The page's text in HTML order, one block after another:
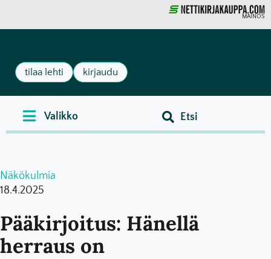
MAINOS
tilaa lehti kirjaudu
Näkökulmia
18.4.2025
Pääkirjoitus: Hänellä
herraus on